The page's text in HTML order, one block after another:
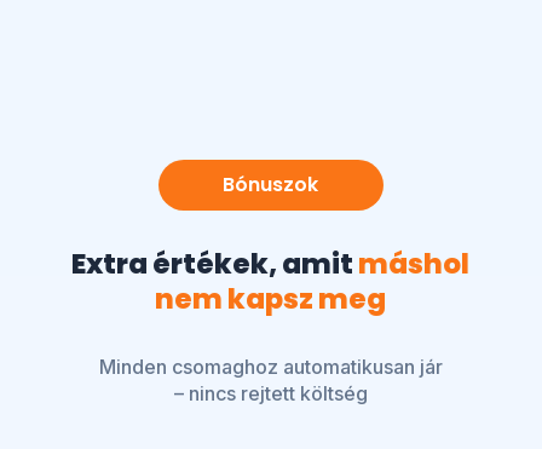
Bónuszok
Extra értékek, amitmáshol
nem kapsz meg
Minden csomaghoz automatikusan jár
– nincs rejtett költség